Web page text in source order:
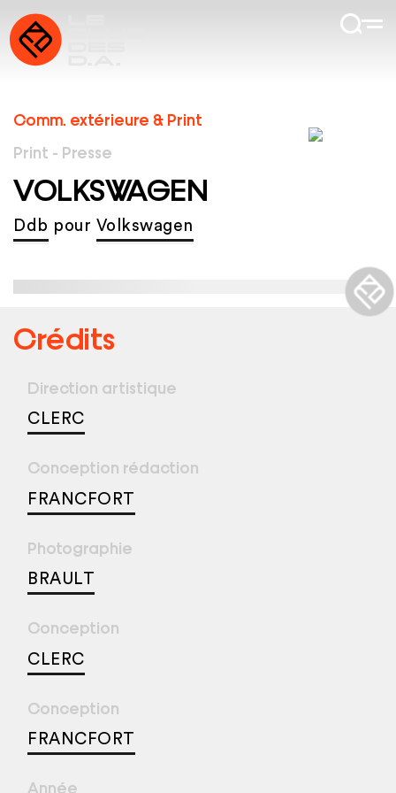
Comm. extérieure & Print
Print - Presse
VOLKSWAGEN
Ddb pour Volkswagen
Crédits
Direction artistique
CLERC
Conception rédaction
FRANCFORT
Photographie
BRAULT
Conception
CLERC
Conception
FRANCFORT
Année